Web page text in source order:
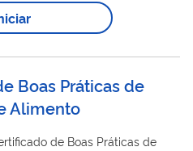
O processo de
relacionada , bem...
Boas Práticas de
Alimento
de Boas Práticas de